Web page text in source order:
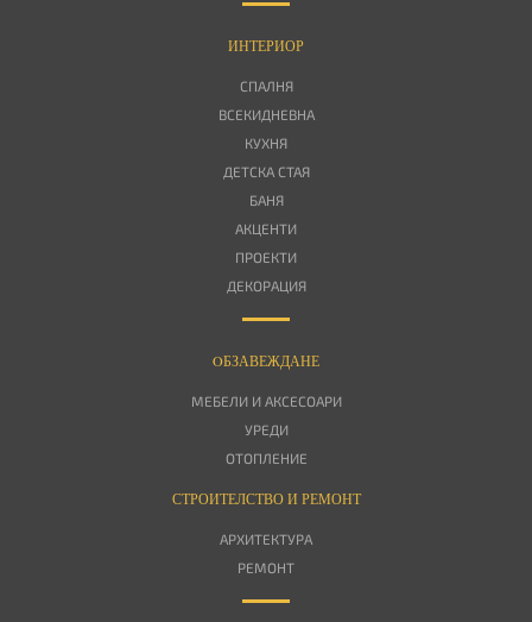
ИНТЕРИОР
СПАЛНЯ
ВСЕКИДНЕВНА
КУХНЯ
ДЕТСКА СТАЯ
БАНЯ
АКЦЕНТИ
ПРОЕКТИ
ДЕКОРАЦИЯ
OБЗАВЕЖДАНЕ
МЕБЕЛИ И АКСЕСОАРИ
УРЕДИ
ОТОПЛЕНИЕ
СТРОИТЕЛСТВО И РЕМОНТ
АРХИТЕКТУРА
РЕМОНТ